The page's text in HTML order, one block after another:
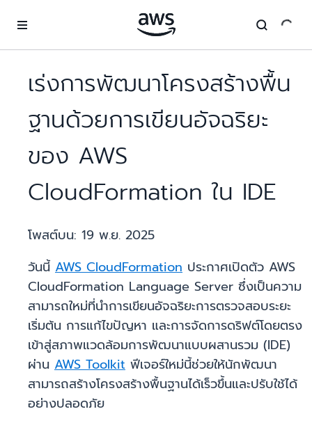
เร่งการพัฒนาโครงสร้างพื้น
ฐานด้วยการเขียนอัจฉริยะ
ของ AWS
CloudFormation ใน IDE
โพสต์บน: 19 พ.ย. 2025
วันนี้ AWS CloudFormation ประกาศเปิดตัว AWS
CloudFormation Language Server ซึ่งเป็นความ
สามารถใหม่ที่นำการเขียนอัจฉริยะการตรวจสอบระยะ
เริ่มต้น การแก้ไขปัญหา และการจัดการดริฟต์โดยตรง
เข้าสู่สภาพแวดล้อมการพัฒนาแบบผสานรวม (IDE)
ผ่าน AWS Toolkit ฟีเจอร์ใหม่นี้ช่วยให้นักพัฒนา
สามารถสร้างโครงสร้างพื้นฐานได้เร็วขึ้นและปรับใช้ได้
อย่างปลอดภัย